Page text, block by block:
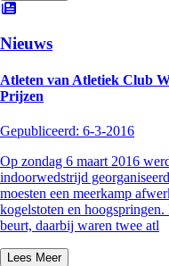
Nieuws
Atleten van Atletiek Club
Prijzen
Gepubliceerd: 6-3-2016
Op zondag 6 maart 2016
indoorwedstrijd
moesten een meerkamp
kogelstoten en
beurt, daarbij waren twee atl
Lees Meer